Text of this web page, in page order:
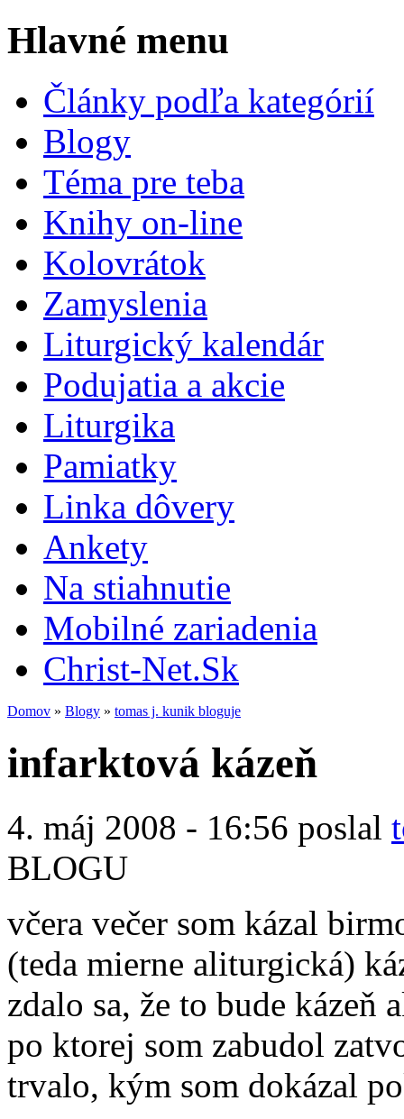
Hlavné menu
Články podľa kategórií
Blogy
Téma pre teba
Knihy on-line
Kolovrátok
Zamyslenia
Liturgický kalendár
Podujatia a akcie
Liturgika
Pamiatky
Linka dôvery
Ankety
Na stiahnutie
Mobilné zariadenia
Christ-Net.Sk
Domov » Blogy » tomas j. kunik bloguje
infarktová kázeň
4. máj 2008 - 16:56 poslal
BLOGU
včera večer som kázal
(teda mierne aliturgická)
zdalo sa, že to bude kázeň
po ktorej som zabudol
trvalo, kým som dokázal